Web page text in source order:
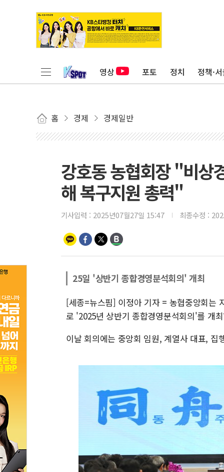
영상 포토 정치 정책·
홈 경제 경제일반
강호동 농협회장 "비상
해 복구지원 총력"
기사입력 : 2025년07월27일 15:47 최종수정 :
25일 '상반기 종합경영분석회의' 개최
[세종=뉴스핌] 이정아 기자 = 농협중앙회는
로 '2025년 상반기 종합경영분석회의'를 개
이날 회의에는 중앙회 임원, 계열사 대표,